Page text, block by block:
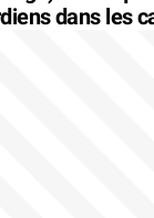
dans les